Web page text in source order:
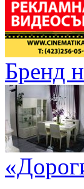
Бренд